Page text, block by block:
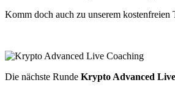
Komm doch auch zu unserem kostenfreien
Die nächste Runde Krypto Advanced